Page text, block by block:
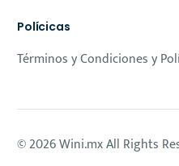
Polícicas
Términos y Condiciones y
© 2026 Wini.mx All Rights